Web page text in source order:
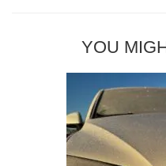
YOU